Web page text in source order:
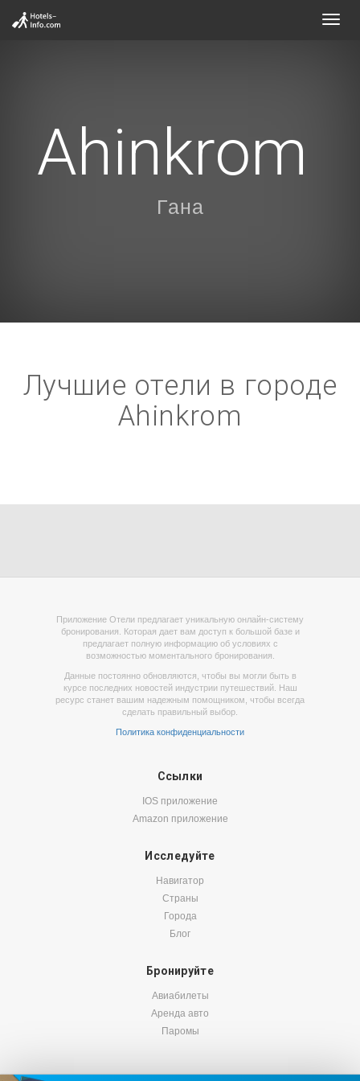
Ahinkrom
Гана
Лучшие отели в городе
Ahinkrom
Приложение Отели предлагает уникальную онлайн-систему
бронирования. Которая дает вам доступ к большой базе и
предлагает полную информацию об условиях с
возможностью моментального бронирования.
Данные постоянно обновляются, чтобы вы могли быть в
курсе последних новостей индустрии путешествий. Наш
ресурс станет вашим надежным помощником, чтобы всегда
сделать правильный выбор.
Политика конфиденциальности
Ссылки
IOS приложение
Amazon приложение
Исследуйте
Навигатор
Страны
Города
Блог
Бронируйте
Авиабилеты
Аренда авто
Паромы